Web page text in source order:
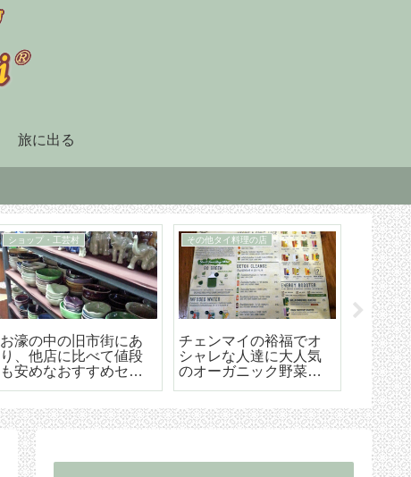
旅に出る
90日レポート
「90日レポート」を提
出する
タイ暮らしのビザ
チェンマイ（タイ）長
期滞在生活のためのリ
タイヤメント（NON-
【
マイ空
ド 降
ら市内
手続き